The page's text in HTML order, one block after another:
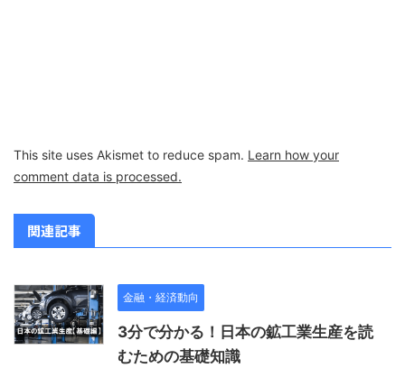
This site uses Akismet to reduce spam. Learn how your
comment data is processed.
関連記事
金融・経済動向
3分で分かる！日本の鉱工業生産を読
むための基礎知識